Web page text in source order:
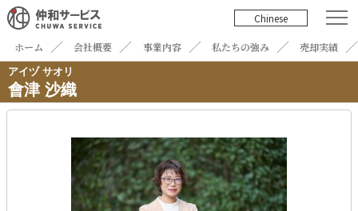
Chinese
ホーム 会社概要 事業内容 私たちの強み 売却実績
アイヅ サオリ
會津 沙織